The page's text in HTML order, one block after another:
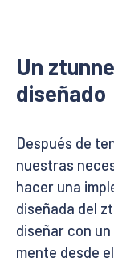
Un
diseñado
Después de
nuestras
hacer una
diseñada del
diseñar con
mente desde